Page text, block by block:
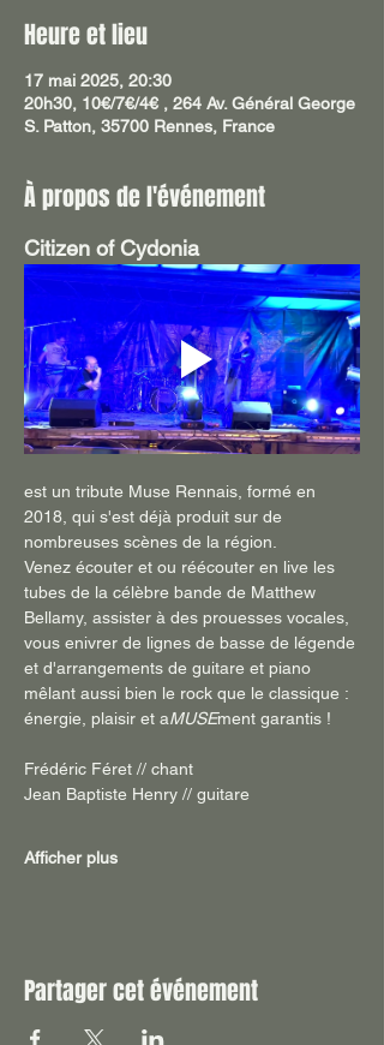
Heure et lieu
17 mai 2025, 20:30
20h30, 10€/7€/4€ , 264 Av. Général George
S. Patton, 35700 Rennes, France
À propos de l'événement
Citizen of Cydonia
est un tribute Muse Rennais, formé en
2018, qui s'est déjà produit sur de
nombreuses scènes de la région.
Venez écouter et ou réécouter en live les
tubes de la célèbre bande de Matthew
Bellamy, assister à des prouesses vocales,
vous enivrer de lignes de basse de légende
et d'arrangements de guitare et piano
mêlant aussi bien le rock que le classique :
énergie, plaisir et aMUSEment garantis !
Frédéric Féret // chant
Jean Baptiste Henry // guitare
Afficher plus
Partager cet événement